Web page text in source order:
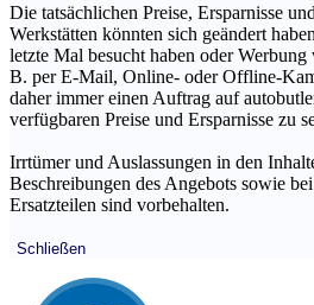
Die tatsächlichen Preise, Ersparnisse
Werkstätten könnten sich geändert
letzte Mal besucht haben oder Werbung
B. per E-Mail, Online- oder Offline-
daher immer einen Auftrag auf
verfügbaren Preise und Ersparnisse zu
Irrtümer und Auslassungen in den
Beschreibungen des Angebots sowie
Ersatzteilen sind vorbehalten.
Schließen